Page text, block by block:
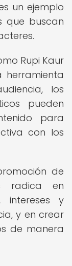
un ejemplo
que buscan
Rupi Kaur
herramienta
los
pueden
para
con los
de
radica en
intereses y
y en crear
de manera